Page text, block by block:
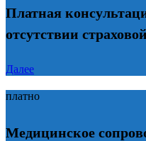
Платная
отсутствии
Далее
платно
Медицинское